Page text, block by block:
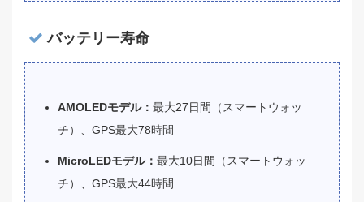
バッテリー寿命
AMOLEDモデル： 最大27日間（スマートウォッ
チ）、GPS最大78時間
MicroLEDモデル： 最大10日間（スマートウォッ
チ）、GPS最大44時間